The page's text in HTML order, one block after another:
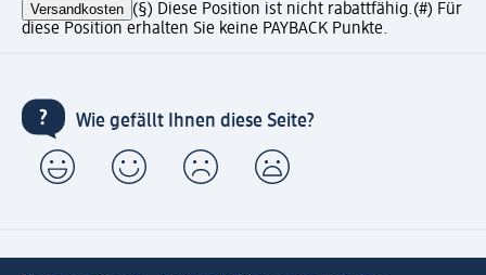
Versandkosten (§) Diese Position ist nicht rabattfähig.(#) Für
diese Position erhalten Sie keine PAYBACK Punkte.
Wie gefällt Ihnen diese Seite?